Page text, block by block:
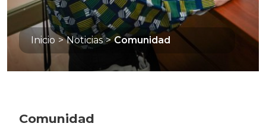
Inicio > Noticias > Comunidad
Comunidad